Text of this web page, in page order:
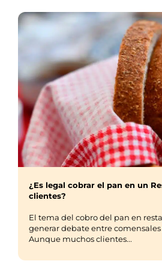
¿Es legal cobrar el pan en un
clientes?
El tema del cobro del pan en
generar debate entre comensales
Aunque muchos clientes...